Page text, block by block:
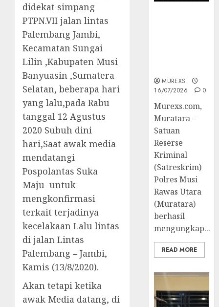
didekat simpang
PTPN.VII jalan lintas
Palembang Jambi,
Kecamatan Sungai
Lilin ,Kabupaten Musi
Banyuasin ,Sumatera
Selatan, beberapa hari
yang lalu,pada Rabu
tanggal 12 Agustus
2020 Subuh dini
hari,Saat awak media
mendatangi
Pospolantas Suka
Maju untuk
mengkonfirmasi
terkait terjadinya
kecelakaan Lalu lintas
di jalan Lintas
Palembang – Jambi,
Kamis (13/8/2020).
Akan tetapi ketika
awak Media datang, di
MUREXS
16/07/2026
0
Murexs.com,
Muratara –
Satuan
Reserse
Kriminal
(Satreskrim)
Polres Musi
Rawas Utara
(Muratara)
berhasil
mengungkap...
READ MORE